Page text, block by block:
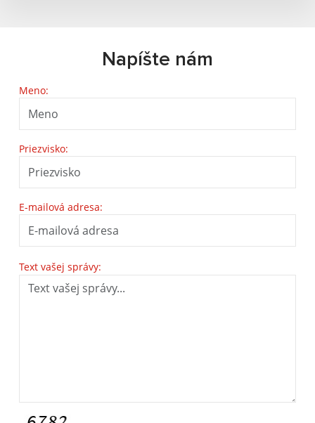
Napíšte nám
Meno:
Priezvisko:
E-mailová adresa:
Text vašej správy: